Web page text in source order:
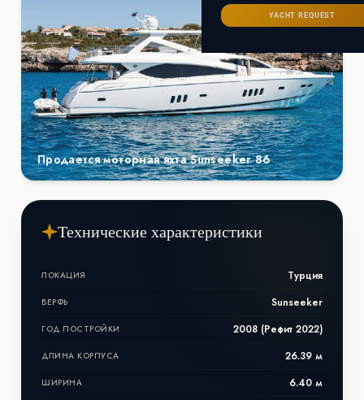
Ибица
ИТАЛИЯ
Сардиния
Франция
Хорватия
САНКТ-ПЕТЕРБУРГ
YACHT REQUEST
Продается моторная яхта Sunseeker 86
Технические характеристики
ЛОКАЦИЯ Турция
ВЕРФЬ Sunseeker
ГОД ПОСТРОЙКИ 2008 (Рефит 2022)
ДЛИНА КОРПУСА 26.39 м
ШИРИНА 6.40 м